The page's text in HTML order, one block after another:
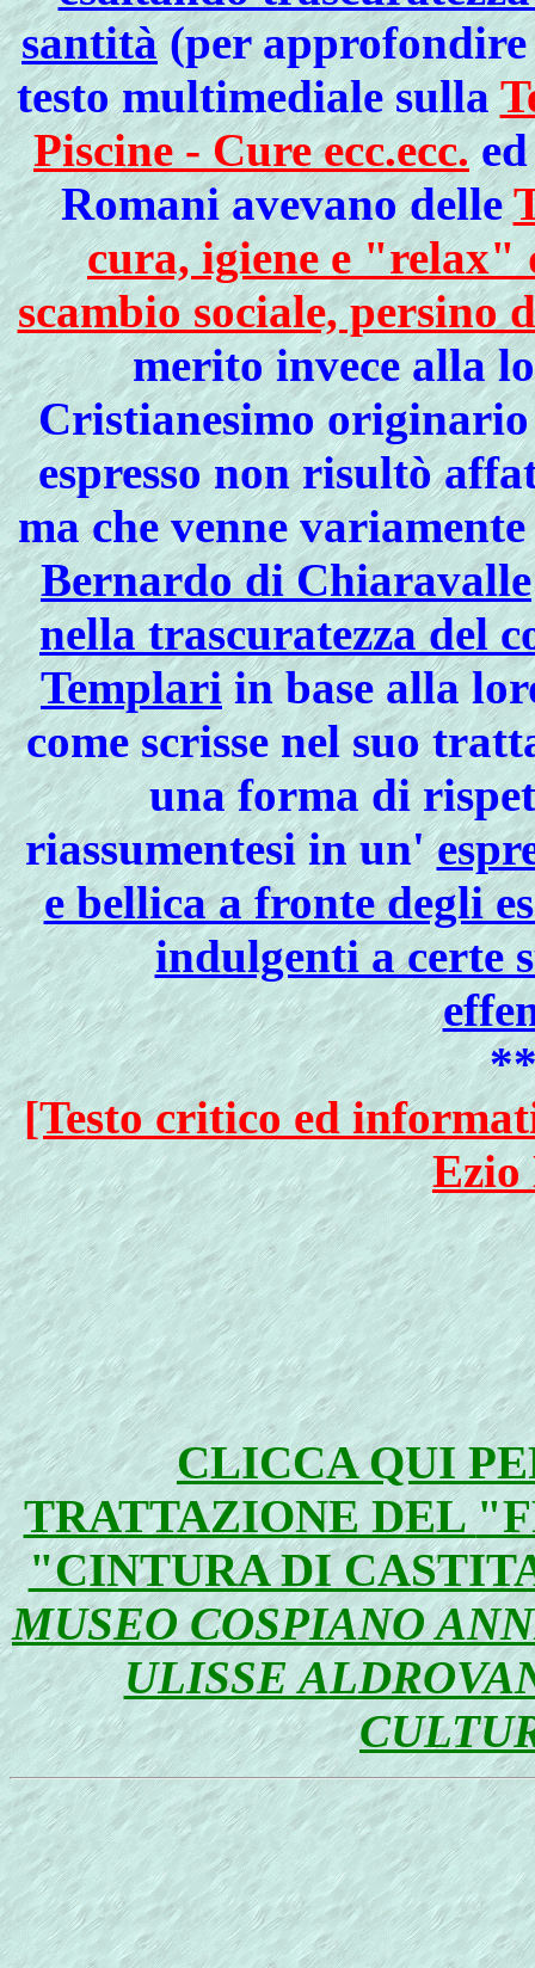
santità(per approfondire
testo multimediale sulla
Piscine - Cure ecc.ecc.ed
Romani avevano delle
cura, igiene e "relax"
scambio sociale,
merito invece alla
Cristianesimo originario
espresso non risultò
ma che venne
Bernardo di Chiaravalle
nella trascuratezza del
Templariin base alla
come scrisse nel suo
una forma di
riassumentesi in un'
e bellica a fronte degli
indulgenti a certe
[Testo critico ed
Ezio
CLICCA QUI
TRATTAZIONE DEL
"CINTURA DI
MUSEO COSPIANO
ULISSE